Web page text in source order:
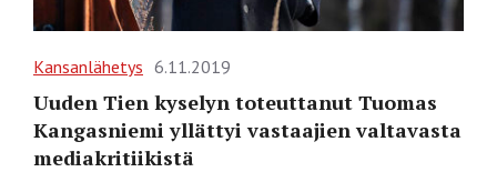
Kansanlähetys 6.11.2019
Uuden Tien kyselyn toteuttanut Tuomas
Kangasniemi yllättyi vastaajien valtavasta
mediakritiikistä